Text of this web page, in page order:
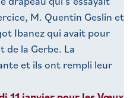
M. Quentin Geslin et
Ibanez qui avait pour
la Gerbe. La
et ils ont rempli leur